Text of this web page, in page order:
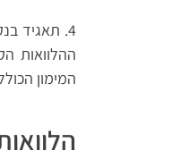
4. תאגיד
ההלוואות
המימון